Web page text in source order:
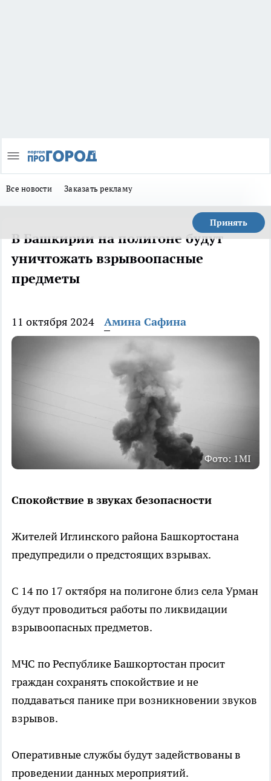
Все новости Заказать рекламу
Принять
В Башкирии на полигоне будут
уничтожать взрывоопасные
предметы
11 октября 2024 Амина Сафина
Фото: 1MI
Спокойствие в звуках безопасности
Жителей Иглинского района Башкортостана
предупредили о предстоящих взрывах.
С 14 по 17 октября на полигоне близ села Урман
будут проводиться работы по ликвидации
взрывоопасных предметов.
МЧС по Республике Башкортостан просит
граждан сохранять спокойствие и не
поддаваться панике при возникновении звуков
взрывов.
Оперативные службы будут задействованы в
проведении данных мероприятий.